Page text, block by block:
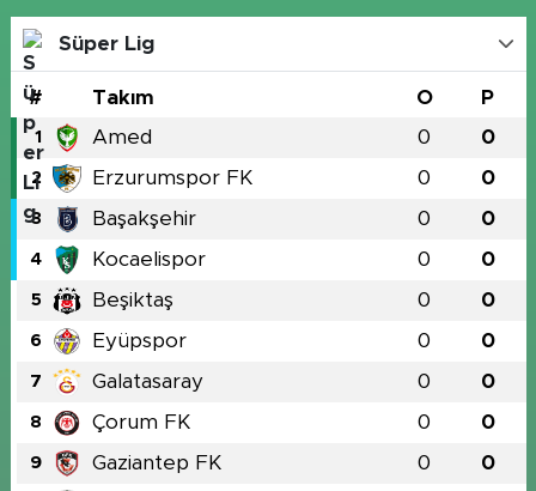
Süper Lig
# Takım O P
1 Amed 0 0
2 Erzurumspor FK 0 0
3 Başakşehir 0 0
4 Kocaelispor 0 0
5 Beşiktaş 0 0
6 Eyüpspor 0 0
7 Galatasaray 0 0
8 Çorum FK 0 0
9 Gaziantep FK 0 0